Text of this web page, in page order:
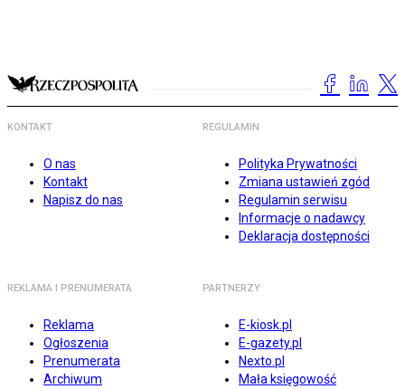
KONTAKT
O nas
Kontakt
Napisz do nas
REGULAMIN
Polityka Prywatności
Zmiana ustawień zgód
Regulamin serwisu
Informacje o nadawcy
Deklaracja dostępności
REKLAMA I PRENUMERATA
Reklama
Ogłoszenia
Prenumerata
Archiwum
PARTNERZY
E-kiosk.pl
E-gazety.pl
Nexto.pl
Mała księgowość